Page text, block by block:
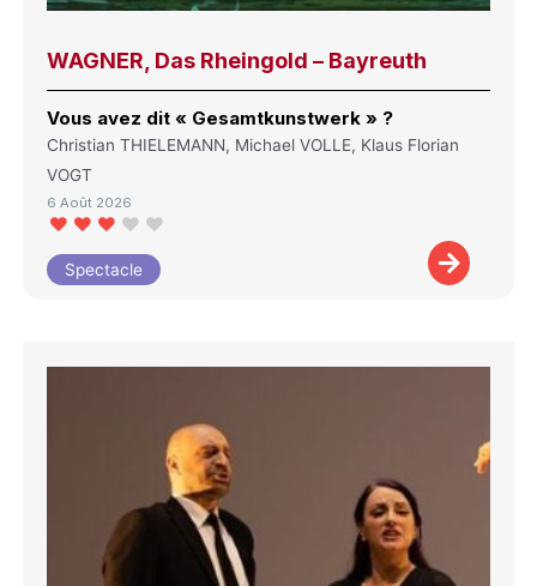
WAGNER, Das Rheingold – Bayreuth
Vous avez dit « Gesamtkunstwerk » ?
Christian THIELEMANN, Michael VOLLE, Klaus Florian
VOGT
6 Août 2026
Spectacle